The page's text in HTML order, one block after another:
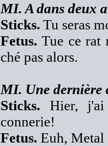
MI. A dans deux
Sticks. Tu seras
Fetus. Tue ce rat
ché pas alors.
MI. Une dernière
Sticks. Hier,
connerie!
Fetus. Euh, Metal